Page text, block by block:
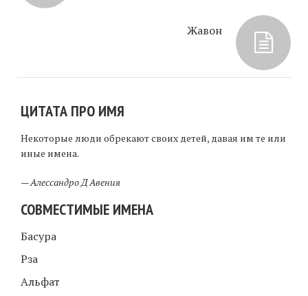
Жавон
ЦИТАТА ПРО ИМЯ
Некоторые люди обрекают своих детей, давая им те или
иные имена.
—Алессандро Д Авения
СОВМЕСТИМЫЕ ИМЕНА
Басура
Рза
Альфат